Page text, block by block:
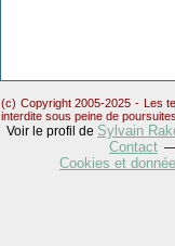
(c) Copyright 2005-2025 - Les
interdite sous peine de
Voir le profil de Sylvain
Contact
Cookies et